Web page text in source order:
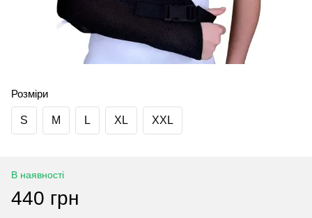
Розміри
S M L XL XXL
В наявності
440 грн